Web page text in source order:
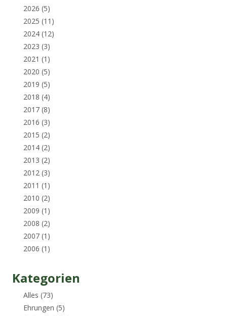
2026 (5)
2025 (11)
2024 (12)
2023 (3)
2021 (1)
2020 (5)
2019 (5)
2018 (4)
2017 (8)
2016 (3)
2015 (2)
2014 (2)
2013 (2)
2012 (3)
2011 (1)
2010 (2)
2009 (1)
2008 (2)
2007 (1)
2006 (1)
Kategorien
Alles (73)
Ehrungen (5)